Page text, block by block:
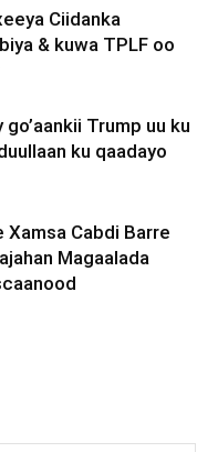
Ciidanka
& kuwa TPLF oo
Trump uu ku
ku qaadayo
Xamsa Cabdi Barre
Magaalada